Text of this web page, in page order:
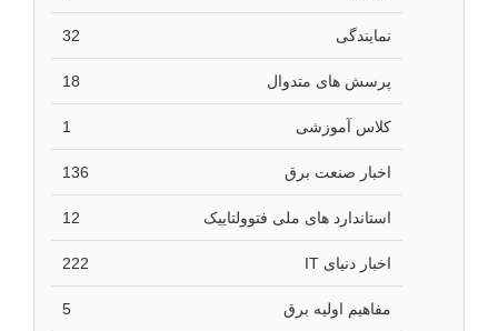
نمایندگی 32
پرسش های متدوال 18
کلاس آموزشی 1
اخبار صنعت برق 136
استاندارد های ملی فتوولتاییک 12
اخبار دنیای IT 222
مفاهیم اولیه برق 5